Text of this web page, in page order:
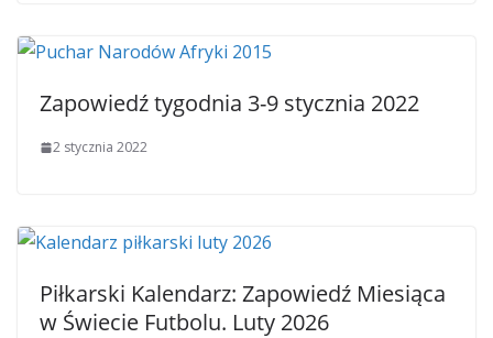
Zapowiedź tygodnia 3-9 stycznia 2022
2 stycznia 2022
Piłkarski Kalendarz: Zapowiedź Miesiąca
w Świecie Futbolu. Luty 2026